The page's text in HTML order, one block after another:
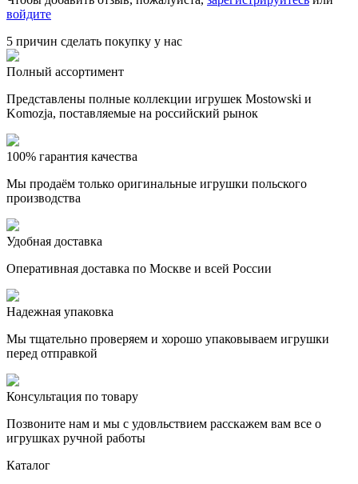
войдите
5 причин сделать покупку у нас
Полный ассортимент
Представлены полные коллекции игрушек Mostowski и
Komozja, поставляемые на российский рынок
100% гарантия качества
Мы продаём только оригинальные игрушки польского
производства
Удобная доставка
Оперативная доставка по Москве и всей России
Надежная упаковка
Мы тщательно проверяем и хорошо упаковываем игрушки
перед отправкой
Консультация по товару
Позвоните нам и мы с удовльствием расскажем вам все о
игрушках ручной работы
Каталог